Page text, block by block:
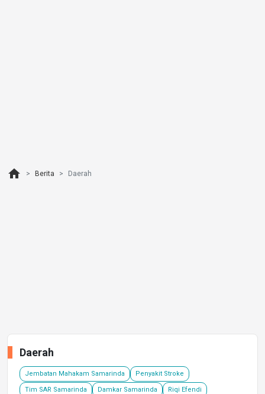
home Berita Daerah
Daerah
Jembatan Mahakam Samarinda Penyakit Stroke
Tim SAR Samarinda Damkar Samarinda Riqi Efendi